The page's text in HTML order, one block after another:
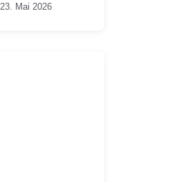
23. Mai 2026